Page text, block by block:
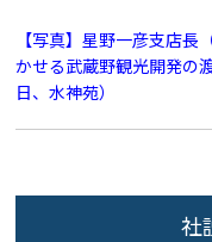
【写真】星野一彦支店
かせる武蔵野観光開発の
日、水神苑）
社